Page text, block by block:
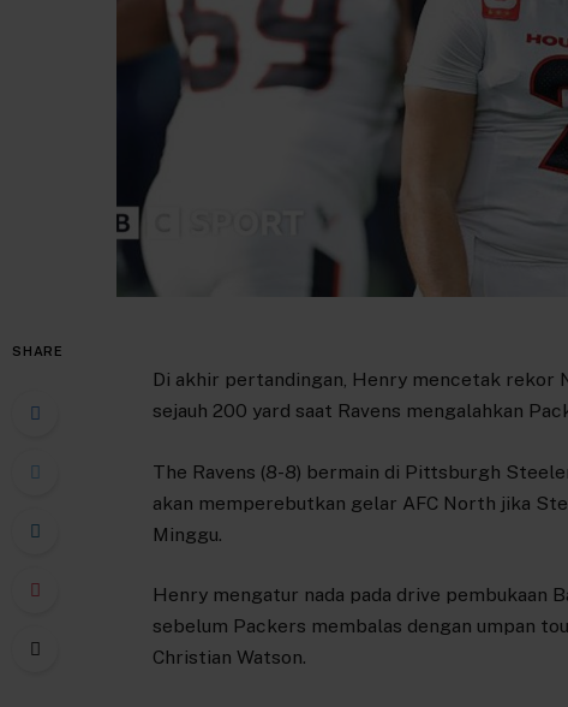
SHARE
Di akhir pertandingan, Henry mencetak rekor
sejauh 200 yard saat Ravens mengalahkan
The Ravens (8-8) bermain di Pittsburgh
akan memperebutkan gelar AFC North jika
Minggu.
Henry mengatur nada pada drive pembukaan
sebelum Packers membalas dengan umpan
Christian Watson.